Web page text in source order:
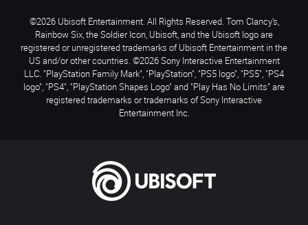
©2026 Ubisoft Entertainment. All Rights Reserved. Tom Clancy’s,
Rainbow Six, the Soldier Icon, Ubisoft, and the Ubisoft logo are
registered or unregistered trademarks of Ubisoft Entertainment in the
US and/or other countries. ©2026 Sony Interactive Entertainment
LLC. "PlayStation Family Mark", "PlayStation", "PS5 logo", "PS5", "PS4
logo", "PS4", "PlayStation Shapes Logo" and "Play Has No Limits" are
registered trademarks or trademarks of Sony Interactive
Entertainment Inc.